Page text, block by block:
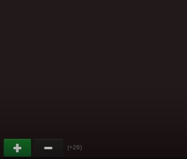
(+26)